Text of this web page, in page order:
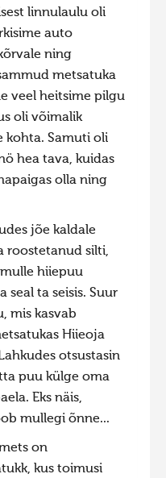
linnulaulu oli
auto
ning
metsatuka
veel heitsime pilgu
oli võimalik
kohta. Samuti oli
hea tava, kuidas
olla ning
jõe kaldale
roostetanud silti,
hiiepuu
seal ta seisis. Suur
mis kasvab
Hiieoja
otsustasin
puu külge oma
Eks näis,
mullegi õnne...
on
kus toimusi